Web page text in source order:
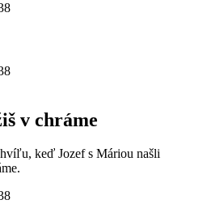
v chráme
keď Jozef s Máriou našli